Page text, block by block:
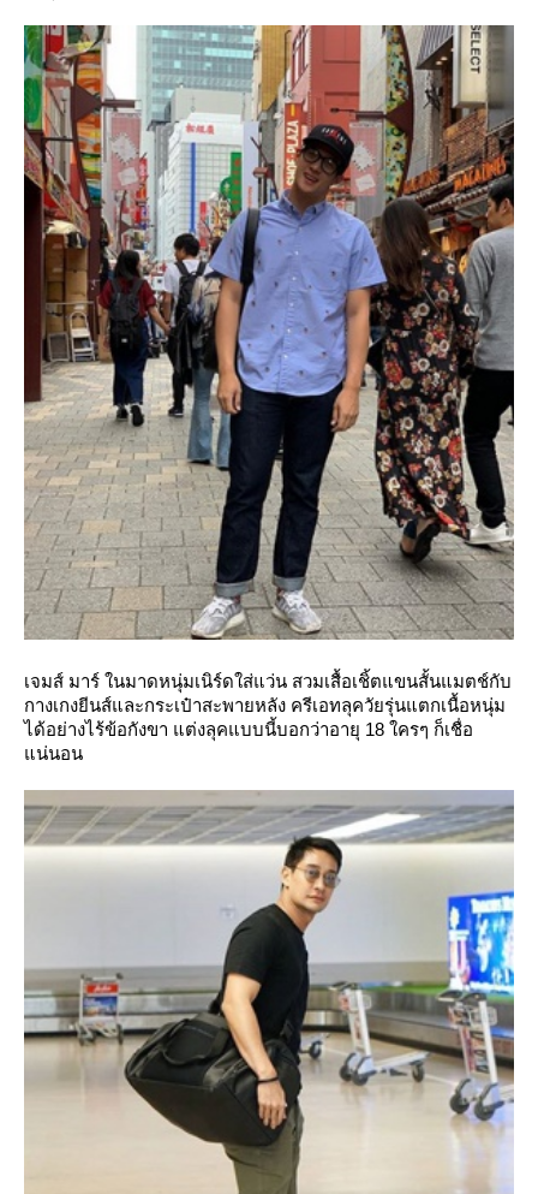
เจมส์ มาร์ ในมาดหนุ่มเนิร์ดใส่แว่น สวมเสื้อเชิ้ตแขนสั้นแมตช์กับ
กางเกงยีนส์และกระเป๋าสะพายหลัง ครีเอทลุควัยรุ่นแตกเนื้อหนุ่ม
ได้อย่างไร้ข้อกังขา แต่งลุคแบบนี้บอกว่าอายุ 18 ใครๆ ก็เชื่อ
น่นอน